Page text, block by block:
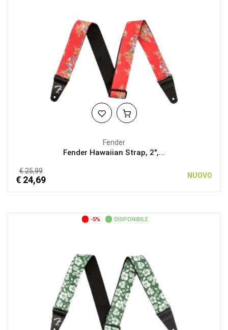
Fender
Fender Hawaiian Strap, 2",...
€ 25,99
€ 24,69 NUOVO
-5% DISPONIBILE